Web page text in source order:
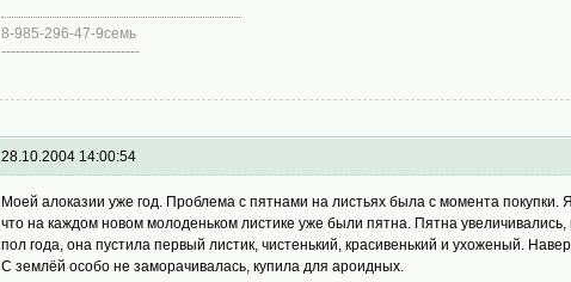
8-985-296-47-9семь
-----------------------------
28.10.2004 14:00:54
Моей алоказии уже год. Проблема с пятнами на листьях была с момента покупки.
что на каждом новом молоденьком листике уже были пятна. Пятна
пол года, она пустила первый листик, чистенький, красивенький и ухоженый.
C землёй особо не заморачивалась, купила для ароидных.